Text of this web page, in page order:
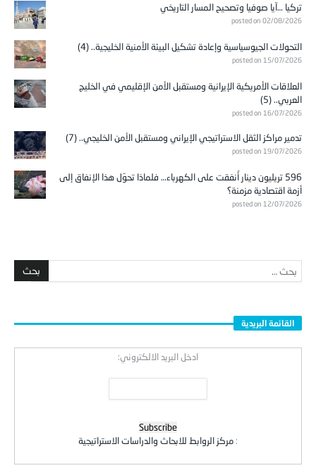
تركيا …آيا صوفيا وتصحيح المسار التاريخي
posted on 02/08/2026
التحولات الجيوسياسية وإعادة تشكيل البيئة الأمنية الخليجية.. (4)
posted on 15/07/2026
العلاقات الأمريكية الإيرانية ومستقبل الأمن الإقليمي في الخليج
العربي.. (5)
posted on 16/07/2026
تدمير مراكز الثقل الاستراتيجي الإيراني ومستقبل الأمن الخليجي.. (7)
posted on 19/07/2026
596 تريليون دينار أُنفقت على الكهرباء… فلماذا تحوّل هذا الإنفاق إلى
أزمة اقتصادية مزمنة؟
posted on 12/07/2026
القائمة البريدية
ادخل البريد الالكتروني:
: مركز الروابط للابحاث والدراسات الاستراتيجية